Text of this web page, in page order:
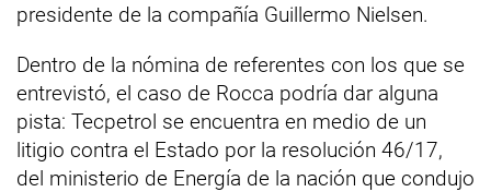
presidente de la compañía Guillermo Nielsen.
Dentro de la nómina de referentes con los que se
entrevistó, el caso de Rocca podría dar alguna
pista: Tecpetrol se encuentra en medio de un
litigio contra el Estado por la resolución 46/17,
del ministerio de Energía de la nación que condujo